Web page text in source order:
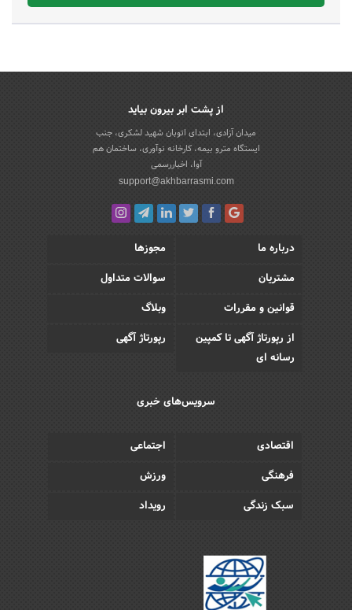
از پشت ابر بیرون بیاید
میدان آزادی، ابتدای اتوبان شهید لشکری، جنب
ایستگاه مترو بیمه، کارخانه نوآوری، ساختمان هم
آوا، اخباررسمی
support@akhbarrasmi.com
درباره ما
مجوزها
مشتریان
سوالات متداول
قوانین و مقررات
وبلاگ
از رپورتاژ آگهی تا کمپین
رسانه ای
رپورتاژ آگهی
سرویس‌های خبری
اقتصادی
اجتماعی
فرهنگی
ورزش
سبک زندگی
رویداد